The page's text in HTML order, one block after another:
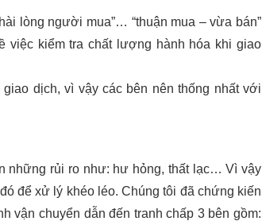
lòng người mua”… “thuận mua – vừa bán”
việc kiểm tra chất lượng hành hóa khi giao
dịch, vì vậy các bên nên thống nhất với
những rủi ro như: hư hỏng, thất lạc… Vì vậy
để xử lý khéo léo. Chúng tôi đã chứng kiến
vận chuyển dẫn đến tranh chấp 3 bên gồm: